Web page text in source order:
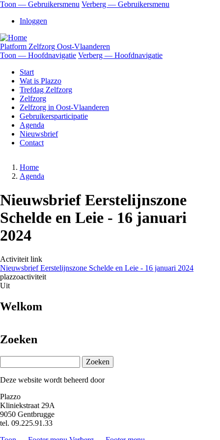
Overslaan
naar
inhoud
gaan
Gebruikersmenu
Toon — Gebruikersmenu Verberg — Gebruikersmenu
Inloggen
Platform Zelfzorg Oost-Vlaanderen
Hoofdnavigatie
Toon — Hoofdnavigatie Verberg — Hoofdnavigatie
Start
Wat is Plazzo
Trefdag Zelfzorg
Zelfzorg
Zelfzorg in Oost-Vlaanderen
Gebruikersparticipatie
Agenda
Nieuwsbrief
Contact
Kruimelpad
Home
Agenda
Nieuwsbrief Eerstelijnszone
Schelde en Leie - 16 januari
2024
Activiteit link
Nieuwsbrief Eerstelijnszone Schelde en Leie - 16 januari 2024
plazzoactiviteit
Uit
Welkom
Zoeken
Deze website wordt beheerd door
Plazzo
Kliniekstraat 29A
9050 Gentbrugge
tel. 09.225.91.33